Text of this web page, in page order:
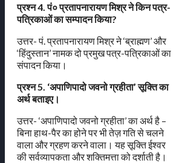
प्रश्न 4. पं० प्रतापनारायण मिश्र ने किन पत्र-
पत्रिकाओं का सम्पादन किया?
उत्तर- पं. प्रतापनारायण मिश्र ने ‘ब्राह्मण’ और
‘हिंदुस्तान’ नामक दो प्रमुख पत्र-पत्रिकाओं का
संपादन किया।
प्रश्न 5. ‘अपाणिपादो जवनो ग्रहीता’ सूक्ति का
अर्थ बताइए।
उत्तर- ‘अपाणिपादो जवनो ग्रहीता’ का अर्थ है –
बिना हाथ-पैर का होने पर भी तेज़ गति से चलने
वाला और ग्रहण करने वाला। यह सूक्ति ईश्वर
की सर्वव्यापकता और शक्तिमत्ता को दर्शाती है।